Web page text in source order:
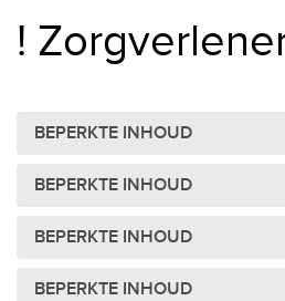
!
BEPERKTE INHOUD
BEPERKTE INHOUD
BEPERKTE INHOUD
BEPERKTE INHOUD